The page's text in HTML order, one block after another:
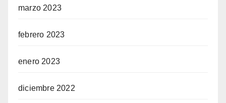
marzo 2023
febrero 2023
enero 2023
diciembre 2022